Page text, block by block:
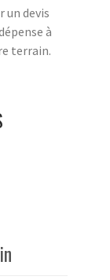
un devis
à
terrain.